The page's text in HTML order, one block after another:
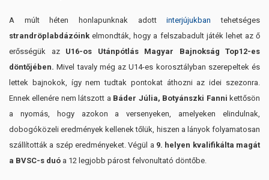
A múlt héten honlapunknak adottinterjújukban tehetséges
strandröplabdázóink elmondták, hogy a felszabadult játék lehet az ő
erősségük az U16-os Utánpótlás Magyar Bajnokság Top12-es
döntőjében. Mivel tavaly még az U14-es korosztályban szerepeltek és
lettek bajnokok, így nem tudtak pontokat áthozni az idei szezonra.
Ennek ellenére nem látszott a Báder Júlia, Botyánszki Fanni kettősön
a nyomás, hogy azokon a versenyeken, amelyeken elindulnak,
dobogóközeli eredmények kellenek tőlük, hiszen a lányok folyamatosan
szállították a szép eredményeket. Végül a 9. helyen kvalifikálta magát
a BVSC-s duó a 12 legjobb párost felvonultató döntőbe.